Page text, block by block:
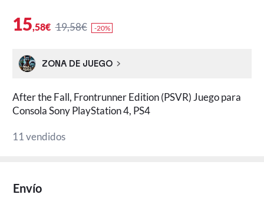
15,58€ 19,58€ -20%
ZONA DE JUEGO
After the Fall, Frontrunner Edition (PSVR) Juego para
Consola Sony PlayStation 4, PS4
11 vendidos
Envío